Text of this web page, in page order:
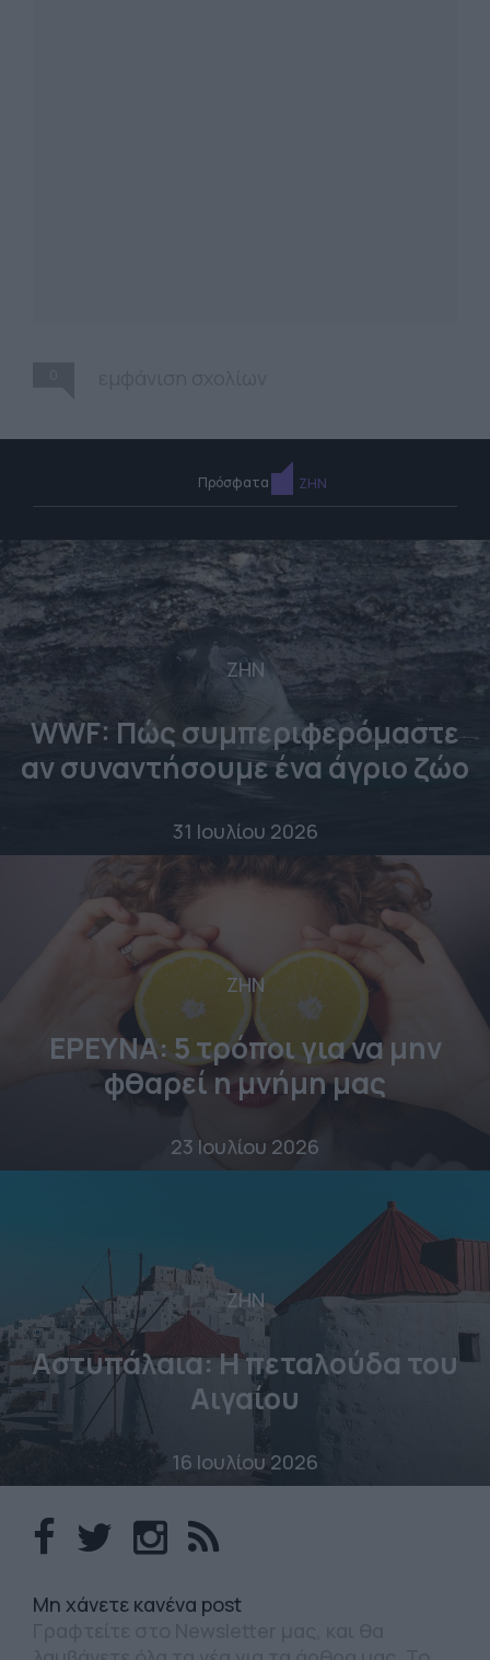
Πρόσφατα ΖΗΝ
ΖΗΝ
WWF: Πώς συμπεριφερόμαστε
αν συναντήσουμε ένα άγριο ζώο
31 Ιουλίου 2026
ΖΗΝ
ΕΡΕΥΝΑ: 5 τρόποι για να μην
φθαρεί η μνήμη μας
23 Ιουλίου 2026
ΖΗΝ
Αστυπάλαια: Η πεταλούδα του
Αιγαίου
16 Ιουλίου 2026
Mη χάνετε κανένα post